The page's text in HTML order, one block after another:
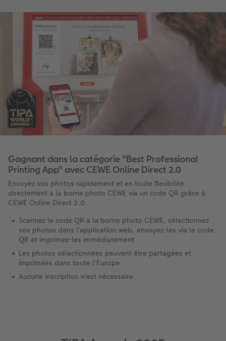
Gagnant dans la catégorie "Best Professional
Printing App" avec CEWE Online Direct 2.0
Envoyez vos photos rapidement et en toute flexibilité
directement à la borne photo CEWE via un code QR grâce à
CEWE Online Direct 2.0
Scannez le code QR à la borne photo CEWE, sélectionnez
vos photos dans l'application web, envoyez-les via le code
QR et imprimez-les immédiatement
Les photos sélectionnées peuvent être partagées et
imprimées dans toute l'Europe
Aucune inscription n'est nécessaire